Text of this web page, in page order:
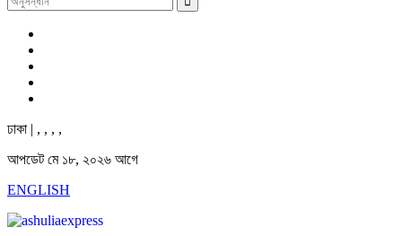
ঢাকা | , , , ,
আপডেট মে ১৮, ২০২৬ আগে
ENGLISH